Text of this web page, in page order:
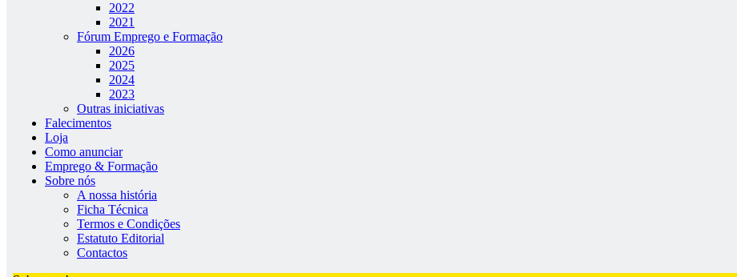
2022
2021
Fórum Emprego e Formação
2026
2025
2024
2023
Outras iniciativas
Falecimentos
Loja
Como anunciar
Emprego & Formação
Sobre nós
A nossa história
Ficha Técnica
Termos e Condições
Estatuto Editorial
Contactos